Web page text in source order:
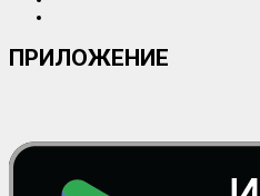
ПРИЛОЖЕНИЕ